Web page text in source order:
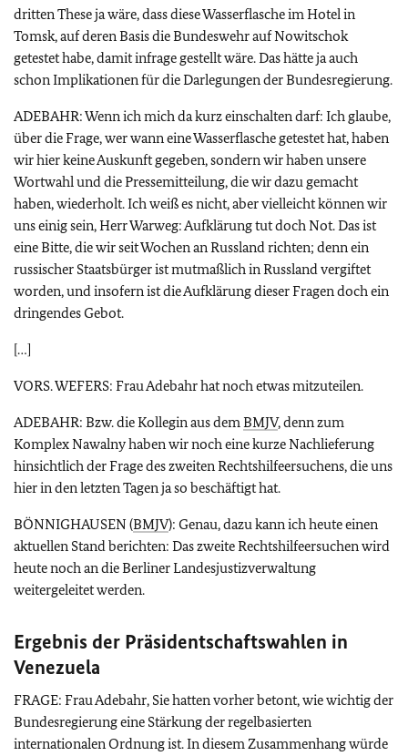
dritten These ja wäre, dass diese Wasserflasche im Hotel in
Tomsk, auf deren Basis die Bundeswehr auf Nowitschok
getestet habe, damit infrage gestellt wäre. Das hätte ja auch
schon Implikationen für die Darlegungen der Bundesregierung.
ADEBAHR: Wenn ich mich da kurz einschalten darf: Ich glaube,
über die Frage, wer wann eine Wasserflasche getestet hat, haben
wir hier keine Auskunft gegeben, sondern wir haben unsere
Wortwahl und die Pressemitteilung, die wir dazu gemacht
haben, wiederholt. Ich weiß es nicht, aber vielleicht können wir
uns einig sein, Herr Warweg: Aufklärung tut doch Not. Das ist
eine Bitte, die wir seit Wochen an Russland richten; denn ein
russischer Staatsbürger ist mutmaßlich in Russland vergiftet
worden, und insofern ist die Aufklärung dieser Fragen doch ein
dringendes Gebot.
[…]
VORS. WEFERS: Frau Adebahr hat noch etwas mitzuteilen.
ADEBAHR: Bzw. die Kollegin aus demBMJV, denn zum
Komplex Nawalny haben wir noch eine kurze Nachlieferung
hinsichtlich der Frage des zweiten Rechtshilfeersuchens, die uns
hier in den letzten Tagen ja so beschäftigt hat.
BÖNNIGHAUSEN (BMJV): Genau, dazu kann ich heute einen
aktuellen Stand berichten: Das zweite Rechtshilfeersuchen wird
heute noch an die Berliner Landesjustizverwaltung
weitergeleitet werden.
Ergebnis der Präsidentschaftswahlen in
Venezuela
FRAGE: Frau Adebahr, Sie hatten vorher betont, wie wichtig der
Bundesregierung eine Stärkung der regelbasierten
internationalen Ordnung ist. In diesem Zusammenhang würde